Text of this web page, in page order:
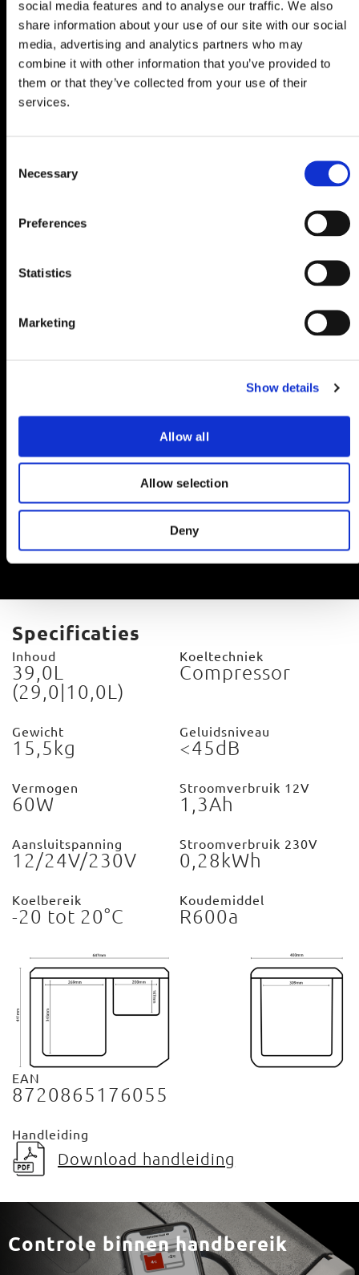
social media features and to analyse our traffic. We also
share information about your use of our site with our social
media, advertising and analytics partners who may
combine it with other information that you’ve provided to
them or that they’ve collected from your use of their
services.
Necessary
Preferences
Statistics
Marketing
Show details
Allow all
Allow selection
Deny
Omkeerbare deksel
Altijd en overal gemakkelijk toegang tot de koelbox dankzij de
Geïntegreerde flesopener
Specificaties
Inhoud
39,0L
(29,0|10,0L)
Koeltechniek
Compressor
Gewicht
15,5kg
Geluidsniveau
<45dB
Vermogen
60W
Stroomverbruik 12V
1,3Ah
Aansluitspanning
12/24V/230V
Stroomverbruik 230V
0,28kWh
Koelbereik
-20 tot 20°C
Koudemiddel
R600a
EAN
8720865176055
Handleiding
Download handleiding
Controle binnen handbereik